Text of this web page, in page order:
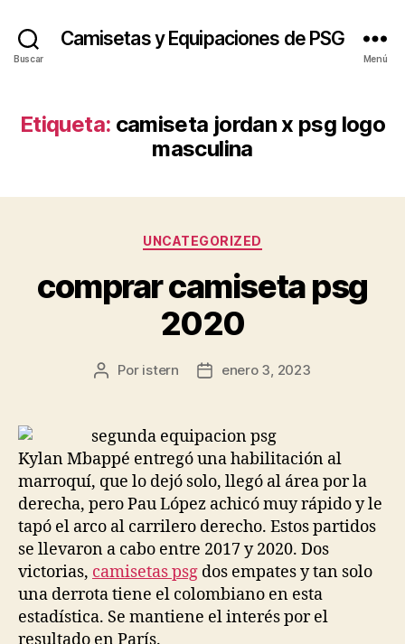
Buscar
Camisetas y Equipaciones de PSG
Menú
Etiqueta: camiseta jordan x psg logo
masculina
Categorías
UNCATEGORIZED
comprar camiseta psg
2020
Autor
entrada
Por istern
Fecha
entrada
enero 3, 2023
Kylan Mbappé entregó una habilitación al
marroquí, que lo dejó solo, llegó al área por la
derecha, pero Pau López achicó muy rápido y le
tapó el arco al carrilero derecho. Estos partidos
se llevaron a cabo entre 2017 y 2020. Dos
victorias, camisetas psg dos empates y tan solo
una derrota tiene el colombiano en esta
estadística. Se mantiene el interés por el
resultado en París.